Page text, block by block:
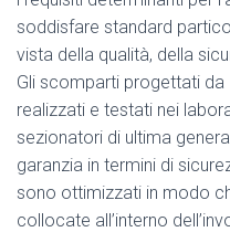
soddisfare standard
vista della qualità, della
Gli scomparti progettati da
realizzati e testati nei
sezionatori di ultima
garanzia in termini di
sono ottimizzati in modo
collocate all’interno